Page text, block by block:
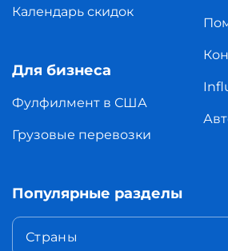
Календарь скидок
Для бизнеса
Фулфилмент в США
Грузовые перевозки
Популярные разделы
Страны